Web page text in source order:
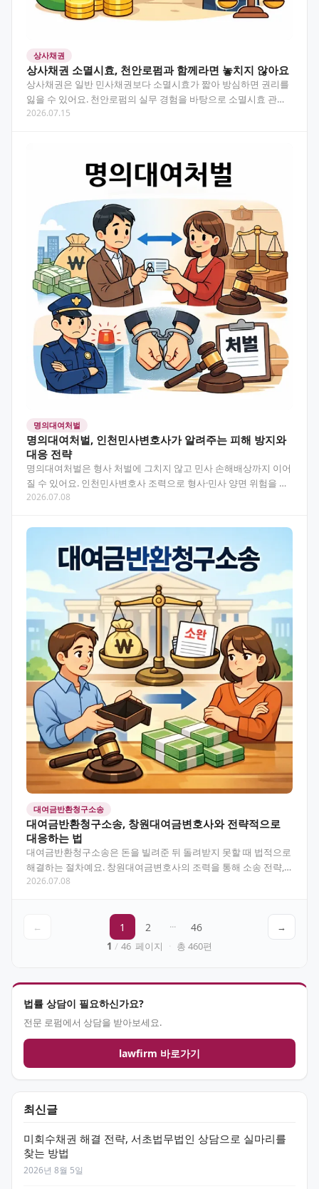
상사채권
상사채권 소멸시효, 천안로펌과 함께라면 놓치지 않아요
상사채권은 일반 민사채권보다 소멸시효가 짧아 방심하면 권리를
잃을 수 있어요. 천안로펌의 실무 경험을 바탕으로 소멸시효 관리
부터 회수 전략까지 알기 쉽게 안내해 드립니다. 목차 상…
2026.07.15
명의대여처벌
명의대여처벌, 인천민사변호사가 알려주는 피해 방지와
대응 전략
명의대여처벌은 형사 처벌에 그치지 않고 민사 손해배상까지 이어
질 수 있어요. 인천민사변호사 조력으로 형사·민사 양면 위험을 어
떻게 줄일 수 있는지 핵심만 정리했습니다. "그냥 이름…
2026.07.08
대여금반환청구소송
대여금반환청구소송, 창원대여금변호사와 전략적으로
대응하는 법
대여금반환청구소송은 돈을 빌려준 뒤 돌려받지 못할 때 법적으로
해결하는 절차예요. 창원대여금변호사의 조력을 통해 소송 전략,
증거 준비, 실제 절차까지 한눈에 확인해보세요. 목차…
2026.07.08
← 1 2 ··· 46
→
1 / 46 페이지 · 총 460편
법률 상담이 필요하신가요?
전문 로펌에서 상담을 받아보세요.
lawfirm 바로가기
최신글
미회수채권 해결 전략, 서초법무법인 상담으로 실마리를
찾는 방법
2026년 8월 5일